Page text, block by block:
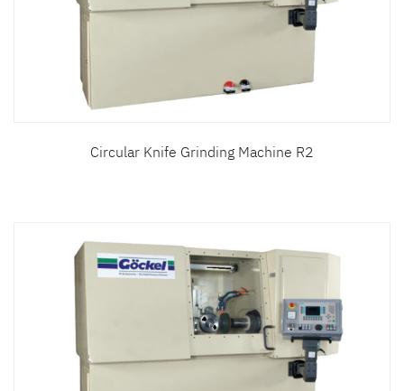
Circular Knife Grinding Machine R2